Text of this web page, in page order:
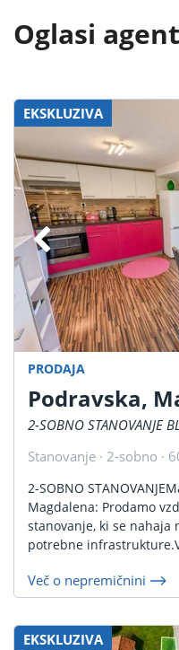
Oglasi
EKSKLUZIVA
PRODAJA
Podravska,
2-SOBNO STANOVANJE
Stanovanje · 2-sobno ·
2-SOBNO
Magdalena: Prodamo
stanovanje, ki se
potrebne
Več o nepremičnini
EKSKLUZIVA